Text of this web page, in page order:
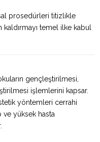
prosedürleri titizlikle
temel ilke kabul
gençleştirilmesi,
işlemlerini kapsar.
yöntemleri cerrahi
ve yüksek hasta